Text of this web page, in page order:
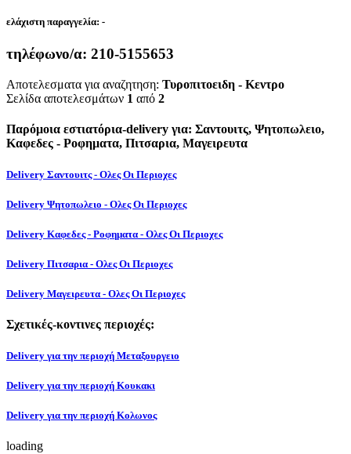
ελάχιστη παραγγελία: -
τηλέφωνο/α: 210-5155653
Αποτελεσματα για αναζητηση: Τυροπιτοειδη - Κεντρο
Σελίδα αποτελεσμάτων 1 από 2
Παρόμοια εστιατόρια-delivery για: Σαντουιτς, Ψητοπωλειο,
Καφεδες - Ροφηματα, Πιτσαρια, Μαγειρευτα
Delivery Σαντουιτς - Ολες Οι Περιοχες
Delivery Ψητοπωλειο - Ολες Οι Περιοχες
Delivery Καφεδες - Ροφηματα - Ολες Οι Περιοχες
Delivery Πιτσαρια - Ολες Οι Περιοχες
Delivery Μαγειρευτα - Ολες Οι Περιοχες
Σχετικές-κοντινες περιοχές:
Delivery για την περιοχή Μεταξουργειο
Delivery για την περιοχή Κουκακι
Delivery για την περιοχή Κολωνος
loading